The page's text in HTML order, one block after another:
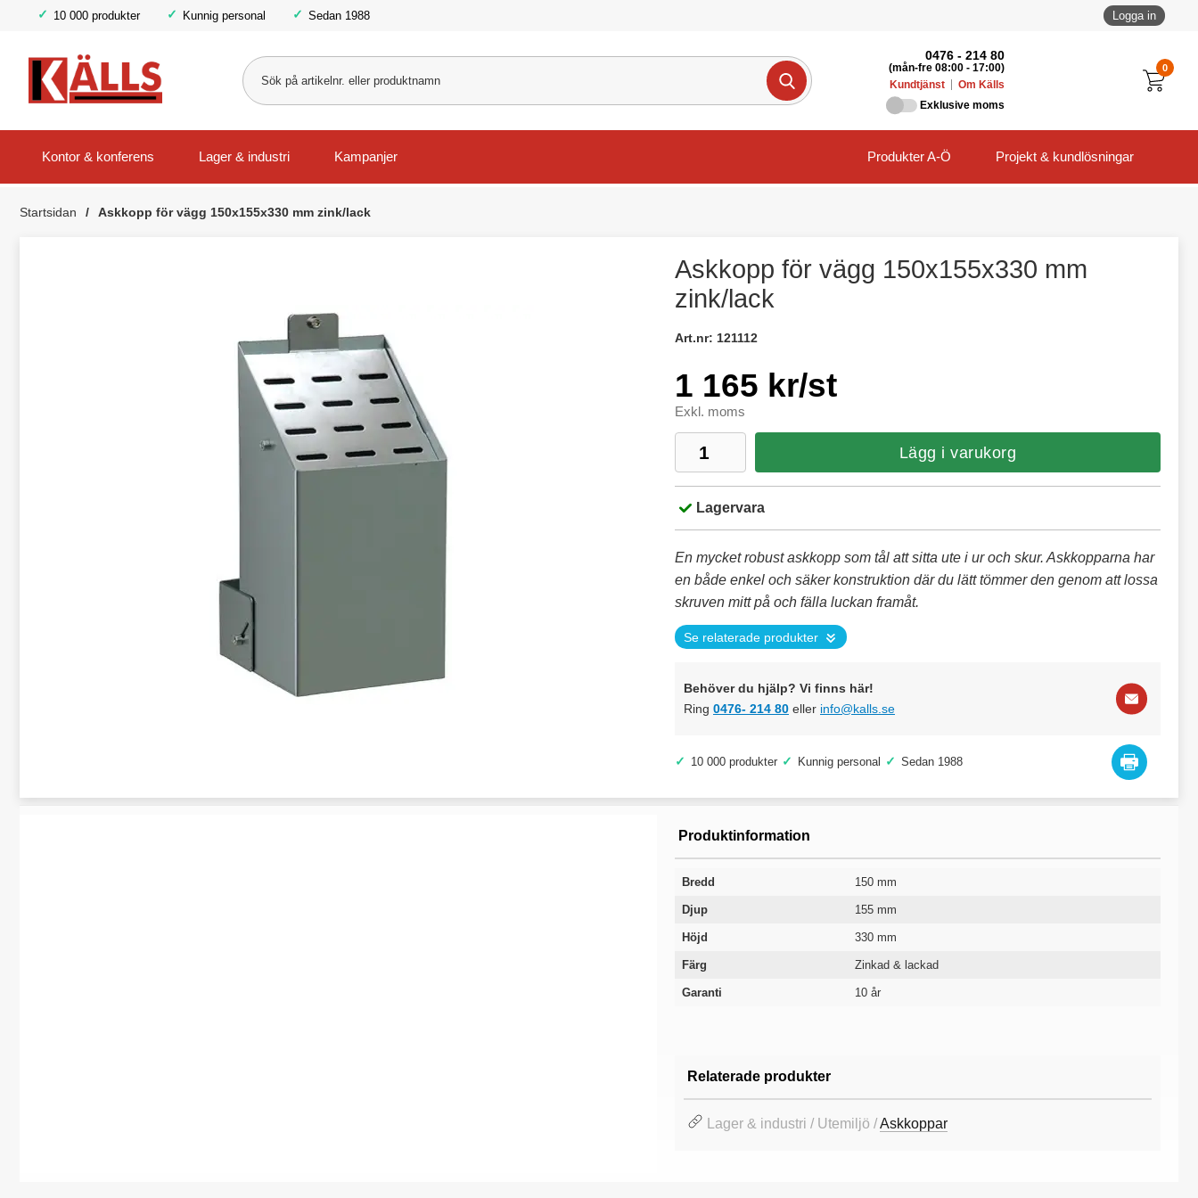
10 000 produkter Kunnig personal Sedan 1988 Logga in
0
0476 - 214 80
(mån-fre 08:00 - 17:00)
Kundtjänst
Om Källs
Exklusive moms
Kontor & konferens Lager & industri Kampanjer Produkter A-Ö Projekt & kundlösningar
Startsidan Askkopp för vägg 150x155x330 mm zink/lack
Askkopp för vägg 150x155x330 mm
zink/lack
Art.nr: 121112
1 165 kr/st
Exkl. moms
Lägg i varukorg
Lagervara
En mycket robust askkopp som tål att sitta ute i ur och skur. Askkopparna har
en både enkel och säker konstruktion där du lätt tömmer den genom att lossa
skruven mitt på och fälla luckan framåt.
Se relaterade produkter
Behöver du hjälp? Vi finns här!
Ring 0476- 214 80 eller info@kalls.se
✓ 10 000 produkter ✓ Kunnig personal ✓ Sedan 1988
Produktinformation
Bredd 150 mm
Djup 155 mm
Höjd 330 mm
Färg Zinkad & lackad
Garanti 10 år
Relaterade produkter
Lager & industri / Utemiljö /Askkoppar